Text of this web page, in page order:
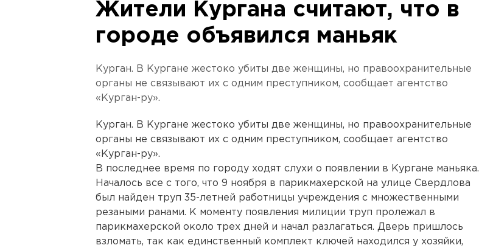
Жители Кургана считают, что в
городе объявился маньяк
Курган. В Кургане жестоко убиты две женщины, но правоохранительные
органы не связывают их с одним преступником, сообщает агентство
«Курган-ру».
Курган. В Кургане жестоко убиты две женщины, но правоохранительные
органы не связывают их с одним преступником, сообщает агентство
«Курган-ру».
В последнее время по городу ходят слухи о появлении в Кургане маньяка.
Началось все с того, что 9 ноября в парикмахерской на улице Свердлова
был найден труп 35-летней работницы учреждения с множественными
резаными ранами. К моменту появления милиции труп пролежал в
парикмахерской около трех дней и начал разлагаться. Дверь пришлось
взломать, так как единственный комплект ключей находился у хозяйки,